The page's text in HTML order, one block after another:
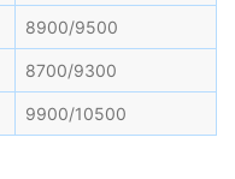
8900/9500
8700/9300
9900/10500